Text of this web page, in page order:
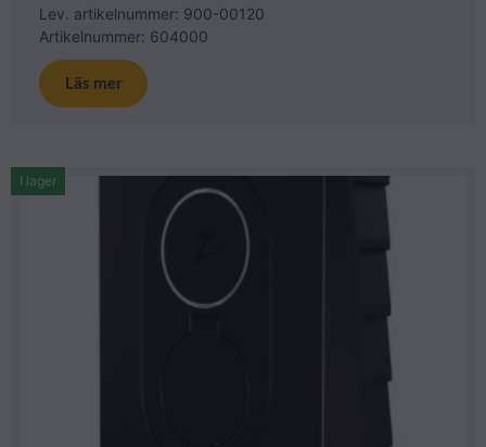
Lev. artikelnummer: 900-00120
Artikelnummer: 604000
Läs mer
I lager